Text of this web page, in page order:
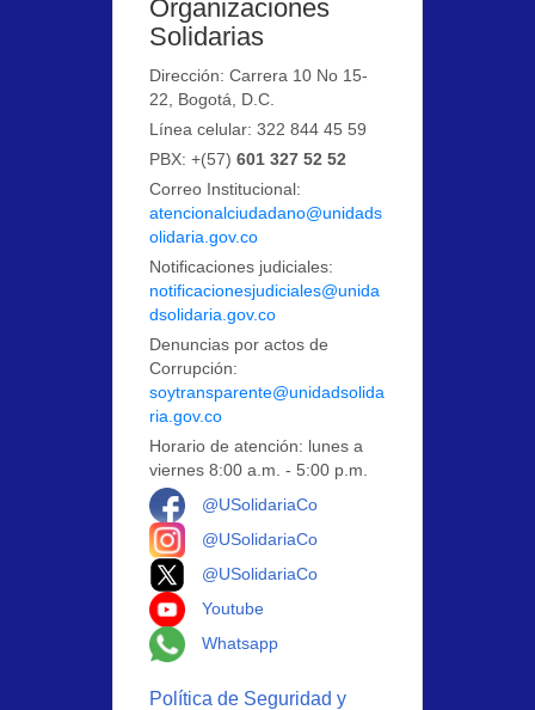
Organizaciones
Solidarias
Dirección: Carrera 10 No 15-
22, Bogotá, D.C.
Línea celular: 322 844 45 59
PBX: +(57)601 327 52 52
Correo Institucional:
atencionalciudadano@unidads
olidaria.gov.co
Notificaciones judiciales:
notificacionesjudiciales@unida
dsolidaria.gov.co
Denuncias por actos de
Corrupción:
soytransparente@unidadsolida
ria.gov.co
Horario de atención: lunes a
viernes 8:00 a.m. - 5:00 p.m.
@USolidariaCo
@USolidariaCo
@USolidariaCo
Youtube
Whatsapp
Política de Seguridad y